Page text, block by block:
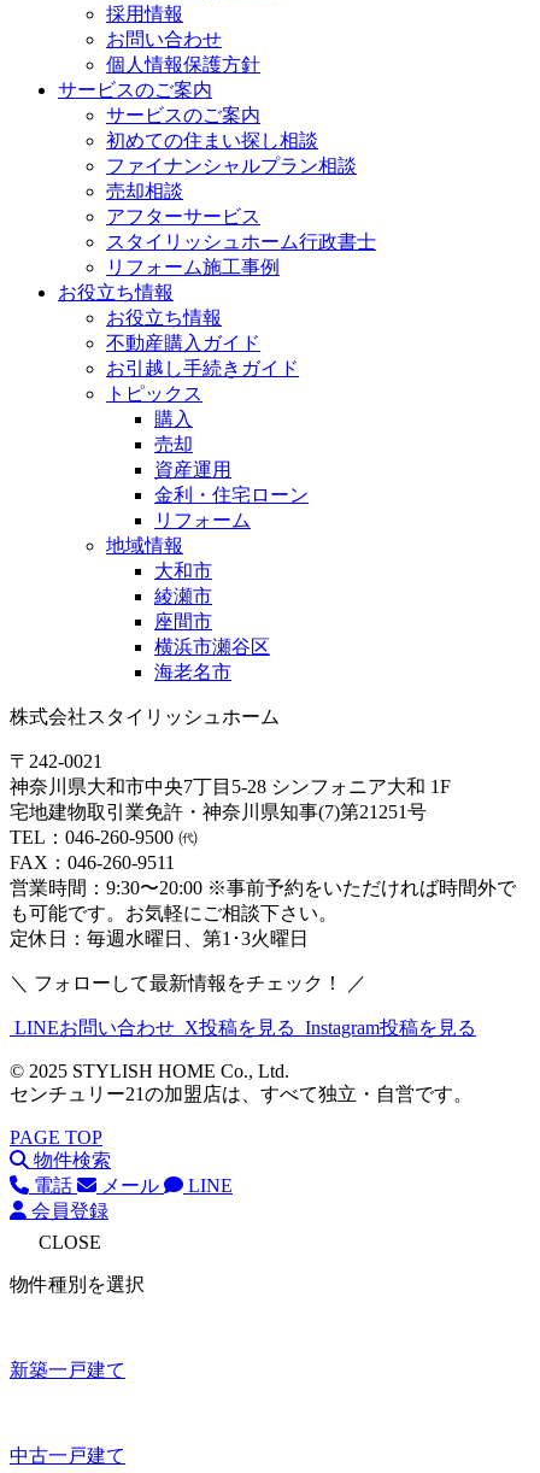
採用情報
お問い合わせ
個人情報保護方針
サービスのご案内
サービスのご案内
初めての住まい探し相談
ファイナンシャルプラン相談
売却相談
アフターサービス
スタイリッシュホーム行政書士
リフォーム施工事例
お役立ち情報
お役立ち情報
不動産購入ガイド
お引越し手続きガイド
トピックス
購入
売却
資産運用
金利・住宅ローン
リフォーム
地域情報
大和市
綾瀬市
座間市
横浜市瀬谷区
海老名市
株式会社スタイリッシュホーム
〒242-0021
神奈川県大和市中央7丁目5-28 シンフォニア大和 1F
宅地建物取引業免許・神奈川県知事(7)第21251号
TEL：046-260-9500 ㈹
FAX：046-260-9511
営業時間：9:30〜20:00 ※事前予約をいただければ時間外で
も可能です。お気軽にご相談下さい。
定休日：毎週水曜日、第1･3火曜日
＼ フォローして最新情報をチェック！ ／
LINEお問い合わせ X投稿を見る Instagram投稿を見る
© 2025 STYLISH HOME Co., Ltd.
センチュリー21の加盟店は、すべて独立・自営です。
PAGE TOP
物件検索
電話
メール
LINE
会員登録
CLOSE
物件種別を選択
新築一戸建て
中古一戸建て